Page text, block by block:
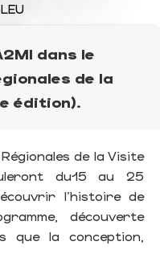
dans le
de la
édition).
de la Visite
du15 au 25
l'histoire de
découverte
que la conception,